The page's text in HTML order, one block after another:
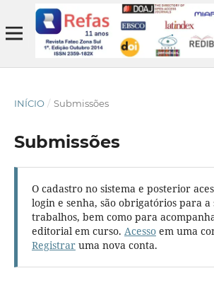
INÍCIO / Submissões
Submissões
O cadastro no sistema e posterior
login e senha, são obrigatórios para a
trabalhos, bem como para
editorial em curso. Acessoem uma
Registraruma nova conta.